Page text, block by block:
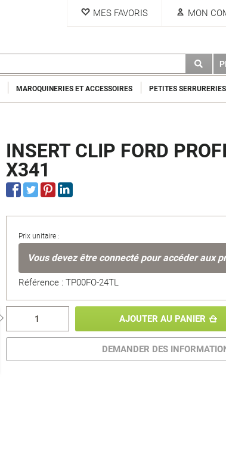
MES FAVORIS MON
MAROQUINERIES ET ACCESSOIRES PETITES SERRURERIES
INSERT CLIP FORD
X341
Prix unitaire :
Vous devez être connecté pour accéder aux
Référence : TP00FO-24TL
AJOUTER AU PANIER
DEMANDER DES